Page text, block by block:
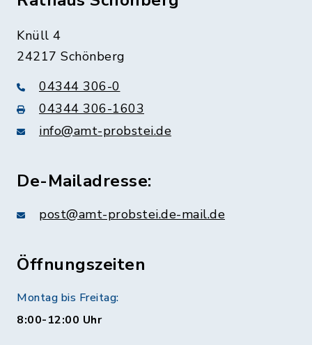
Knüll 4
24217 Schönberg
04344 306-0
04344 306-1603
info@amt-probstei.de
De-Mailadresse:
post@amt-probstei.de-mail.de
Öffnungszeiten
Montag bis Freitag:
8:00-12:00 Uhr